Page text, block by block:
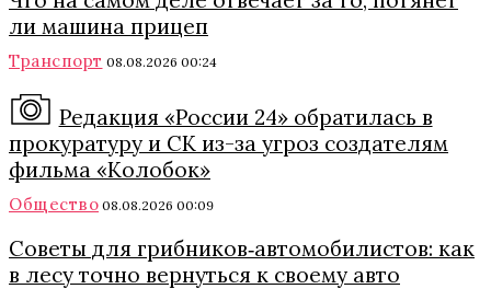
ли машина прицеп
Транспорт 08.08.2026 00:24
Редакция «России 24» обратилась в
прокуратуру и СК из-за угроз создателям
фильма «Колобок»
Общество 08.08.2026 00:09
Советы для грибников‑автомобилистов: как
в лесу точно вернуться к своему авто